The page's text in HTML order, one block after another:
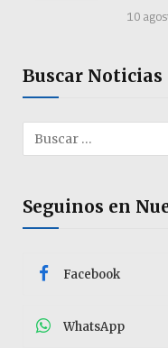
10
Buscar Noticias
Seguinos en
Facebook
WhatsApp